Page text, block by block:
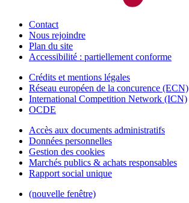
Contact
Nous rejoindre
Plan du site
Accessibilité : partiellement conforme
Crédits et mentions légales
Réseau européen de la concurence (ECN)
International Competition Network (ICN)
OCDE
Accès aux documents administratifs
Données personnelles
Gestion des cookies
Marchés publics & achats responsables
Rapport social unique
(nouvelle fenêtre)